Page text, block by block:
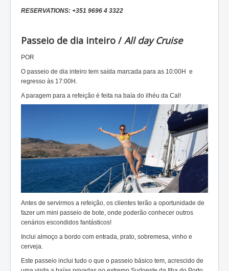
RESERVATIONS: +351 9696 4 3322
Passeio de dia inteiro /All day Cruise
POR
O passeio de dia inteiro tem saída marcada para as 10:00H e
regresso às 17:00H.
A paragem para a refeição é feita na baía do ilhéu da Cal!
Antes de servirmos a refeição, os clientes terão a oportunidade de
fazer um mini passeio de bote, onde poderão conhecer outros
cenários escondidos fantásticos!
Inclui almoço a bordo com entrada, prato, sobremesa, vinho e
cerveja.
Este passeio inclui tudo o que o passeio básico tem, acrescido de